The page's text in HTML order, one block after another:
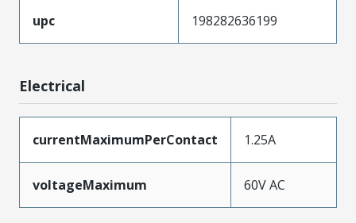
upc 198282636199
Electrical
currentMaximumPerContact 1.25A
voltageMaximum 60V AC